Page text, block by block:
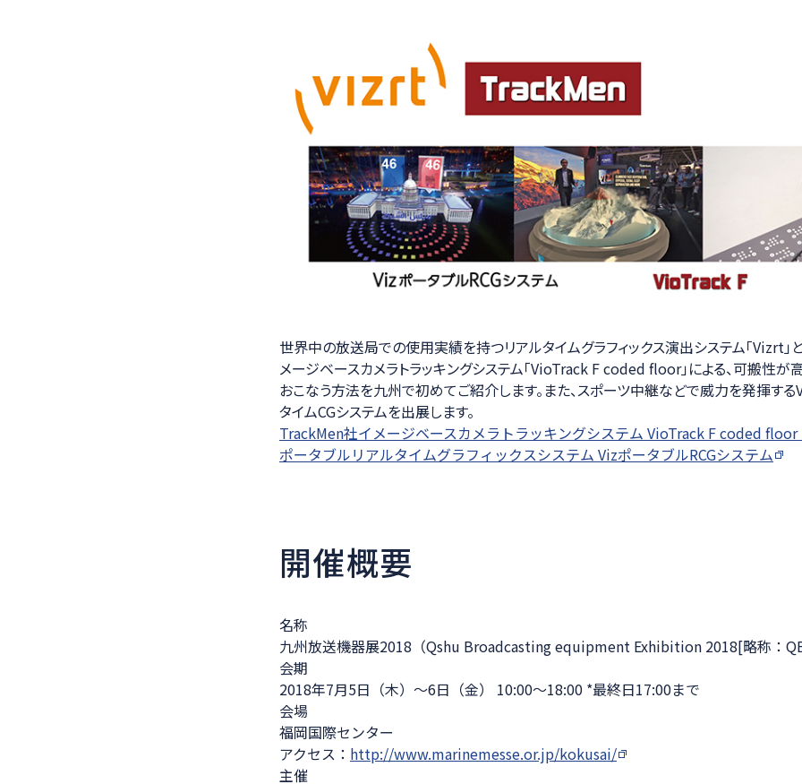
世界中の放送局での使用実績を持つリアルタイムグラフィックス演出システム「Vizrt」
メージベースカメラトラッキングシステム「VioTrack F coded floor」による、可搬性が
おこなう方法を九州で初めてご紹介します。また、スポーツ中継などで威力を発揮す
タイムCGシステムを出展します。
TrackMen社イメージベースカメラトラッキングシステム VioTrack F coded
ポータブルリアルタイムグラフィックスシステム VizポータブルRCGシステム
開催概要
名称
九州放送機器展2018（Qshu Broadcasting equipment Exhibition 2018[略称：
会期
2018年7月5日（木）～6日（金） 10:00～18:00 *最終日17:00まで
会場
福岡国際センター
アクセス： http://www.marinemesse.or.jp/kokusai/
主催